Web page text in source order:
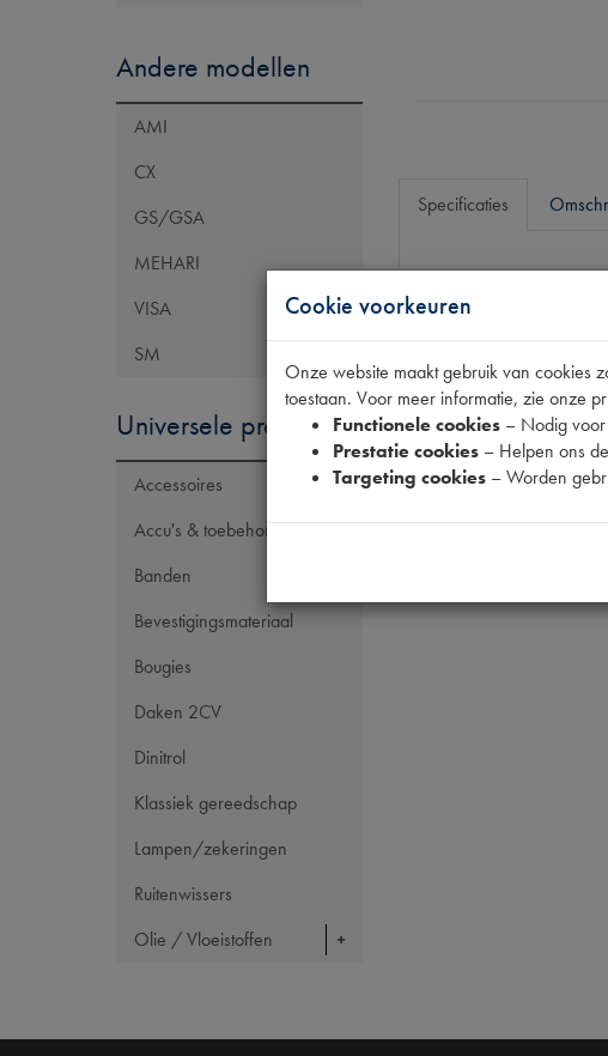
Andere modellen
AMI
CX
GS/GSA
MEHARI
VISA
SM
Universele producten
Accessoires
Accu's & toebehoren
Banden
Bevestigingsmateriaal
Bougies
Daken 2CV
Dinitrol
Klassiek gereedschap
Lampen/zekeringen
Ruitenwissers
Olie / Vloeistoffen
Specificaties
Model Citroën
Codes
Maten
Cookie voorkeuren
Onze website maakt gebruik van cookies
toestaan. Voor meer informatie, zie onze
Functionele cookies – Nodig voor
Prestatie cookies – Helpen ons
Targeting cookies – Worden